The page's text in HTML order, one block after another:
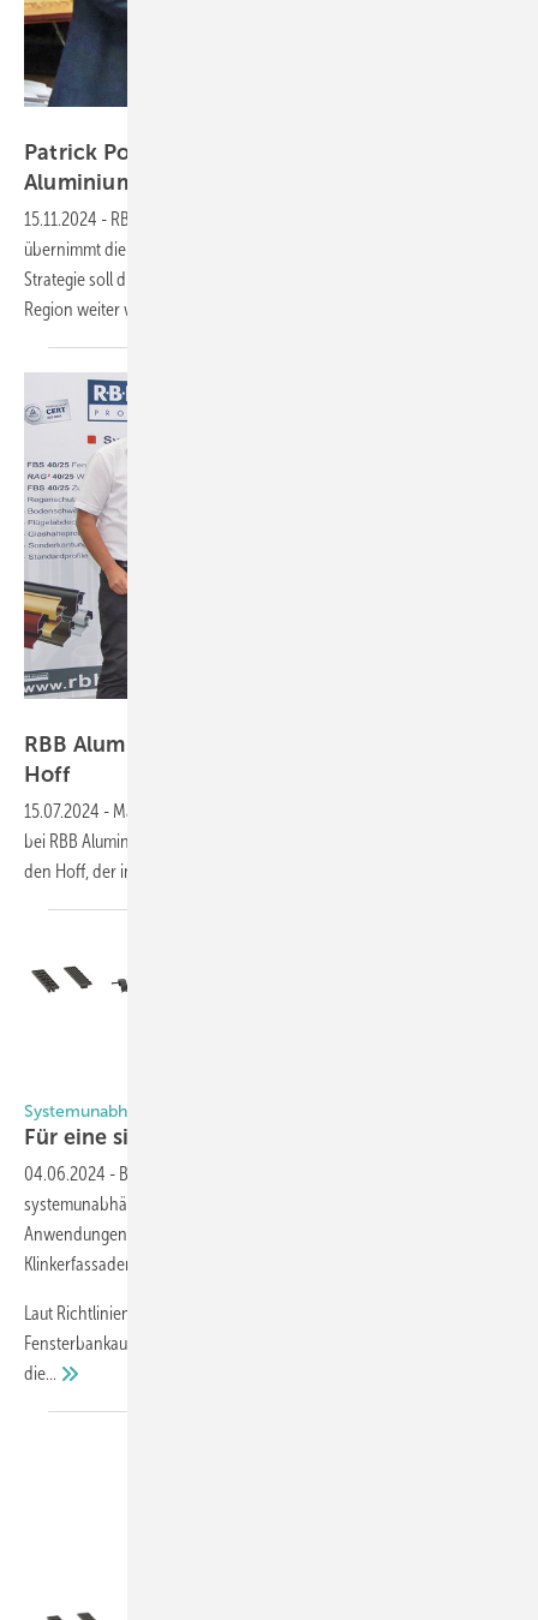
Patrick Port wird neuer Vertriebsleiter bei RBB
Aluminium
15.11.2024 - RBB Aluminium holt sich Verstärkung, Patrick Port
übernimmt die Vertriebsleitung bei RBB Aluminium. Mit einer klaren
Strategie soll die Marke in der D-A-CH-, BENELUX- und Osteuropa-
Region weiterwachsen.
RBB Aluminium AG: Roeb folgt auf von den
Hoff
15.07.2024 - Marcus Roeb hat im Juli 2024 die Gesamtvertriebsleitung
bei RBB Aluminium übernommen. Der 53-Jährige folgt auf Uwe von
den Hoff, der in den Ruhestand verabschiedet
Systemunabhängiges Fensterbankhaltersystem
Für eine sichere
04.06.2024 - Bug Aluminium-Systeme hat eine verstellbare und
systemunabhängige Fensterbankhalter-Serie HS 500 für
Anwendungen bei Wärmedämmverbund-, Putz-, Beton- und
Klinkerfassaden entwickelt.
Laut Richtlinien sind Fensterbankhalter bei einer
Fensterbankausladung ab 150 mm anzubringen. Dadurch wird
die...